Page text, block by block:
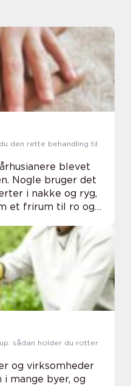
blevet
Nogle bruger det
i nakke og ryg,
et frirum til ro og
kan...
sådan holder du rotter
og virksomheder
mange byer, og